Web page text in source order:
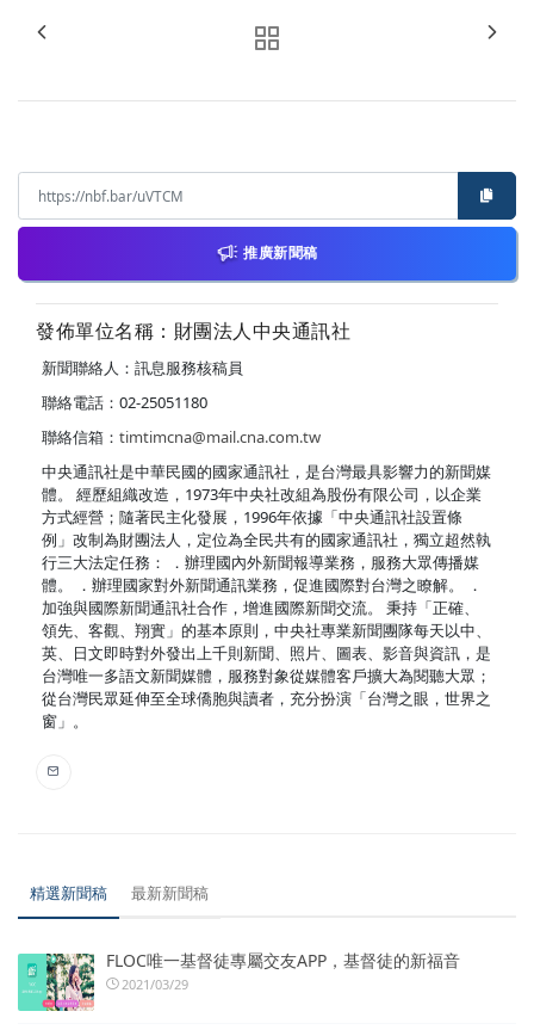
推廣新聞稿
發佈單位名稱：財團法人中央通訊社
新聞聯絡人：訊息服務核稿員
聯絡電話：02-25051180
聯絡信箱： timtimcna@mail.cna.com.tw
中央通訊社是中華民國的國家通訊社，是台灣最具影響力的新聞媒
體。 經歷組織改造，1973年中央社改組為股份有限公司，以企業
方式經營；隨著民主化發展，1996年依據「中央通訊社設置條
例」改制為財團法人，定位為全民共有的國家通訊社，獨立超然執
行三大法定任務： ．辦理國內外新聞報導業務，服務大眾傳播媒
體。 ．辦理國家對外新聞通訊業務，促進國際對台灣之瞭解。 ．
加強與國際新聞通訊社合作，增進國際新聞交流。 秉持「正確、
領先、客觀、翔實」的基本原則，中央社專業新聞團隊每天以中、
英、日文即時對外發出上千則新聞、照片、圖表、影音與資訊，是
台灣唯一多語文新聞媒體，服務對象從媒體客戶擴大為閱聽大眾；
從台灣民眾延伸至全球僑胞與讀者，充分扮演「台灣之眼，世界之
窗」。
精選新聞稿 最新新聞稿
FLOC唯一基督徒專屬交友APP，基督徒的新福音
2021/03/29